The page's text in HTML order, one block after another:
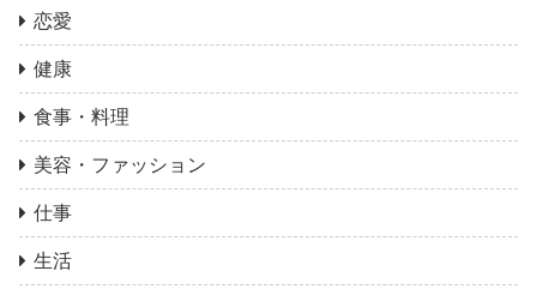
恋愛
健康
食事・料理
美容・ファッション
仕事
生活